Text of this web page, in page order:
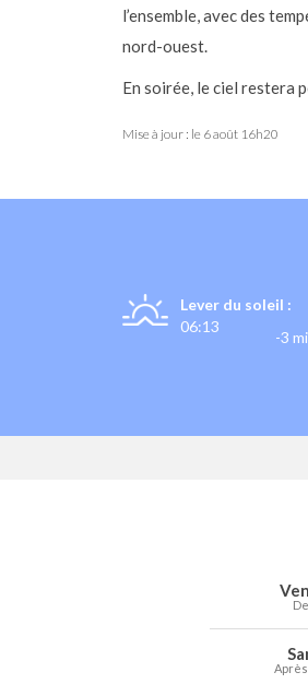
l’ensemble, avec des
nord-ouest.
En soirée, le ciel restera
Mise à jour : le 6 août 16h20
Lever du soleil :
06:13
-3
Prévisions
Météo